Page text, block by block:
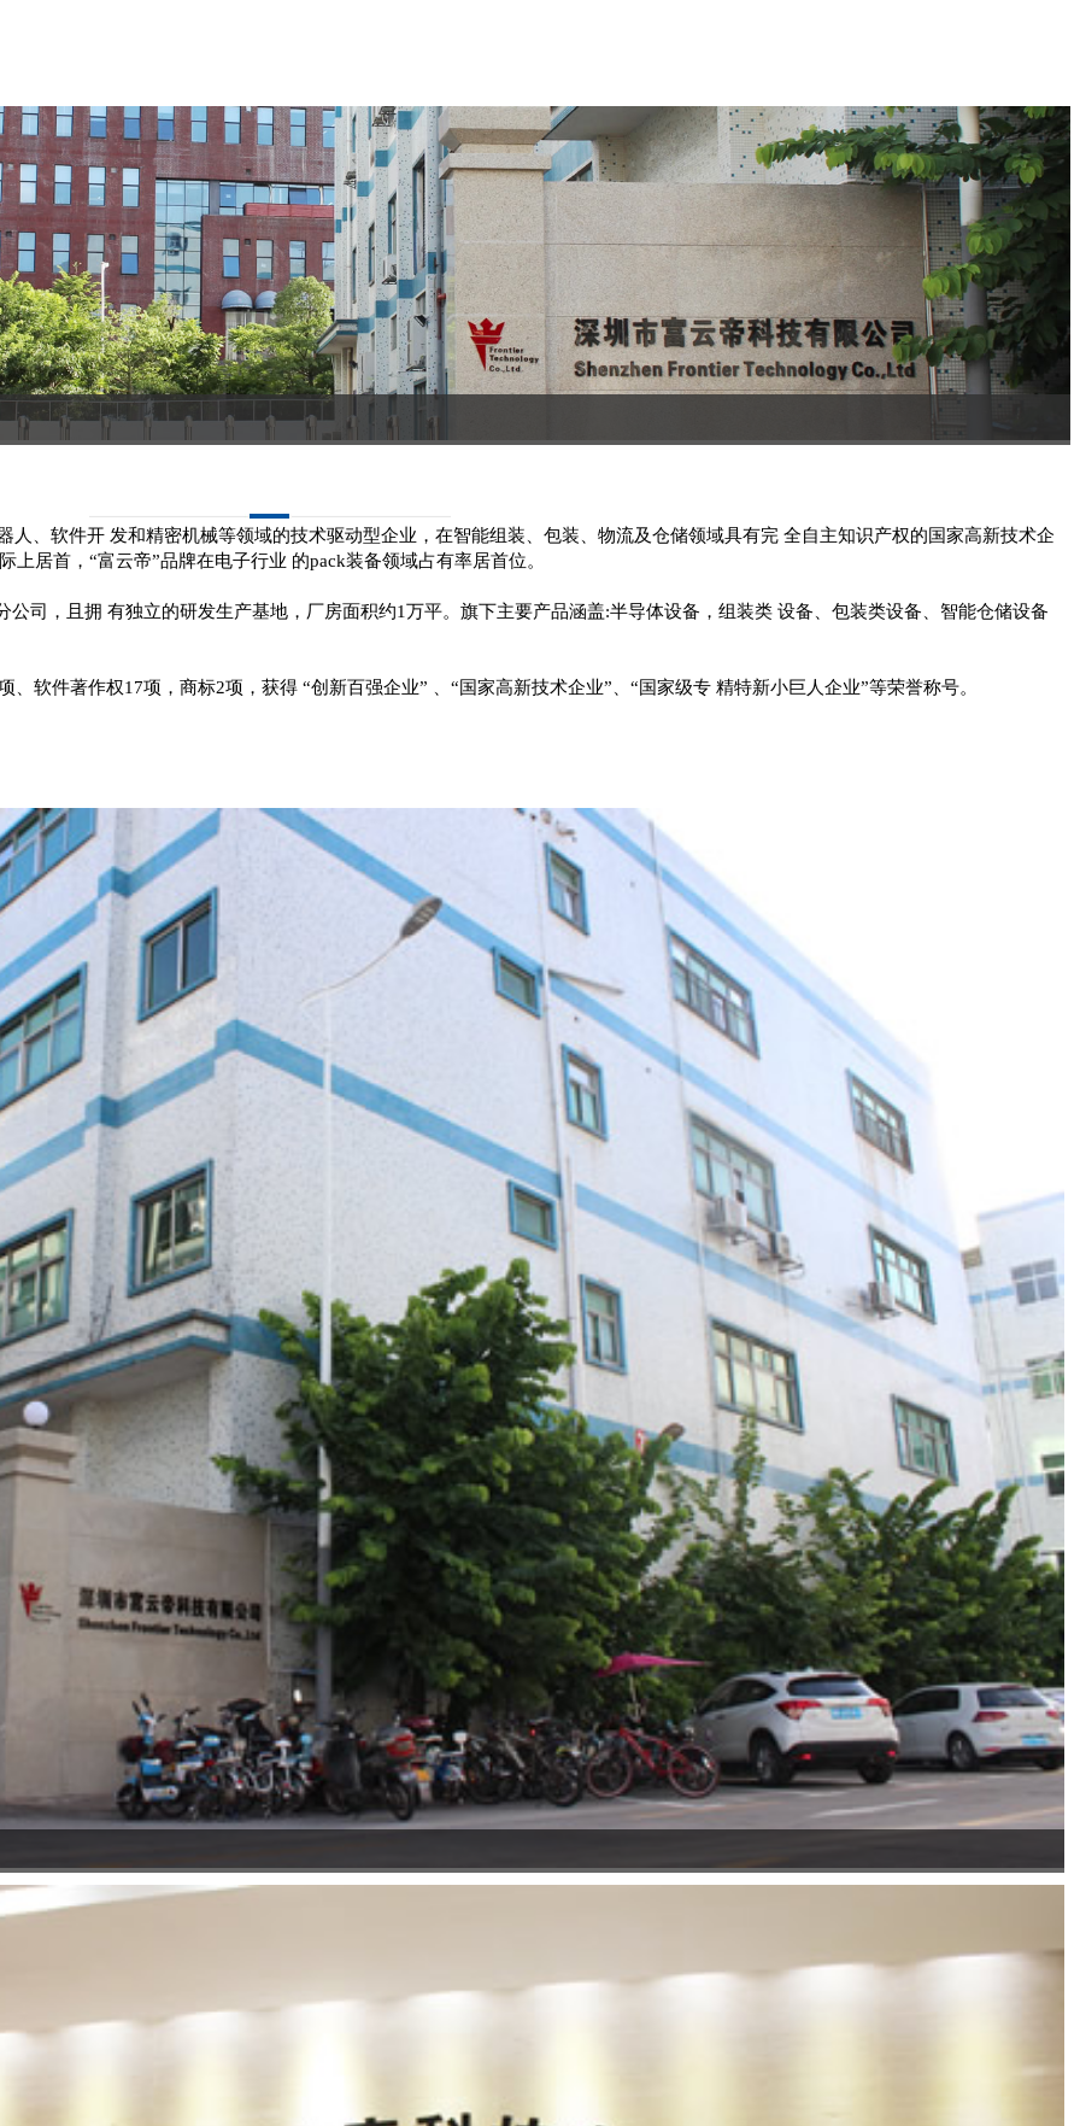
、软件开 发和精密机械等领域的技术驱动型企业，在智能组装、包装、物流及仓储领域具有完 全自主知识产权的国家高新技术企
居首，“富云帝”品牌在电子行业 的pack装备领域占有率居首位。
司，且拥 有独立的研发生产基地，厂房面积约1万平。旗下主要产品涵盖:半导体设备，组装类 设备、包装类设备、智能仓储设备
软件著作权17项，商标2项，获得 “创新百强企业” 、“国家高新技术企业”、“国家级专 精特新小巨人企业”等荣誉称号。